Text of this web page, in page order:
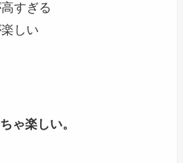
すぎる
しい
ゃ楽しい。